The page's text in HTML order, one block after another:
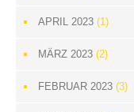
APRIL 2023 (1)
MÄRZ 2023 (2)
FEBRUAR 2023 (3)